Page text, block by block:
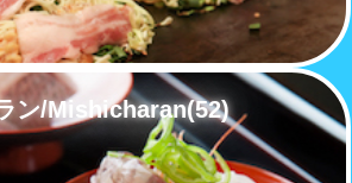
ン/Mishicharan(52)